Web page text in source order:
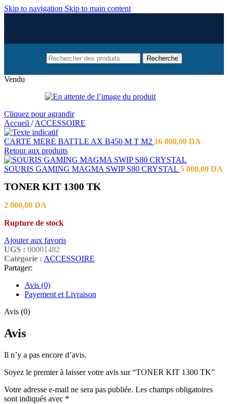
Skip to navigation Skip to main content
Recherche
Vendu
Cliquez pour agrandir
Accueil / ACCESSOIRE
CARTE MERE BATTLE AX B450 M T M2 16 000,00 DA
Retour aux produits
SOURIS GAMING MAGMA SWIP S80 CRYSTAL 5 000,00 DA
TONER KIT 1300 TK
2 000,00 DA
Rupture de stock
Ajouter aux favoris
UGS : 00001482
Catégorie : ACCESSOIRE
Partager:
Avis (0)
Payement et Livraison
Avis (0)
Avis
Il n’y a pas encore d’avis.
Soyez le premier à laisser votre avis sur “TONER KIT 1300 TK”
Votre adresse e-mail ne sera pas publiée. Les champs obligatoires
sont indiqués avec *